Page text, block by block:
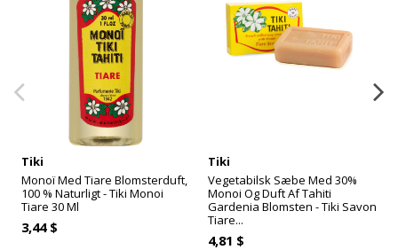
Tiki
Monoï Med Tiare Blomsterduft,
100 % Naturligt - Tiki Monoi
Tiare 30 Ml
3,44 $
Tiki
Vegetabilsk Sæbe Med 30%
Monoi Og Duft Af Tahiti
Gardenia Blomsten - Tiki Savon
Tiare...
4,81 $